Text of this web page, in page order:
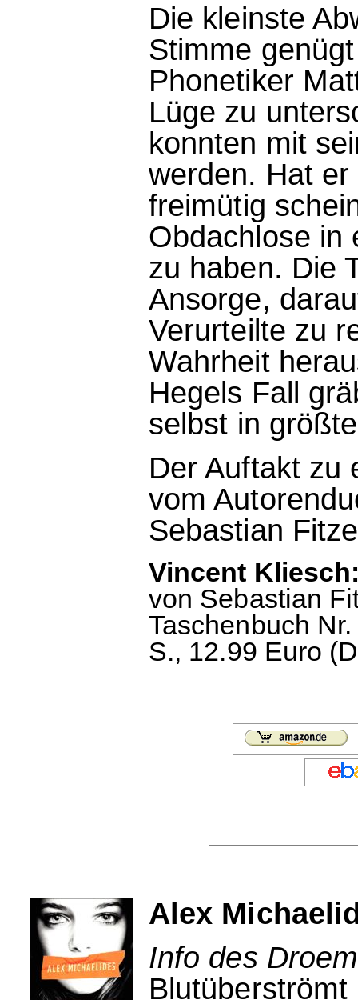
Die kleinste
Stimme
Phonetiker
Lüge zu
konnten mit
werden. Hat
freimütig
Obdachlose in
zu haben. Die
Ansorge,
Verurteilte zu
Wahrheit
Hegels Fall
selbst in
Der Auftakt zu
vom
Sebastian
Vincent
von Sebastian
Taschenbuch
S., 12.99 Euro
Alex
Info des